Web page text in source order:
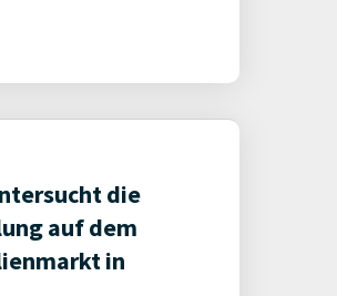
die
auf dem
in